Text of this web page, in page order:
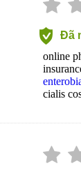
Đã
online
cialis